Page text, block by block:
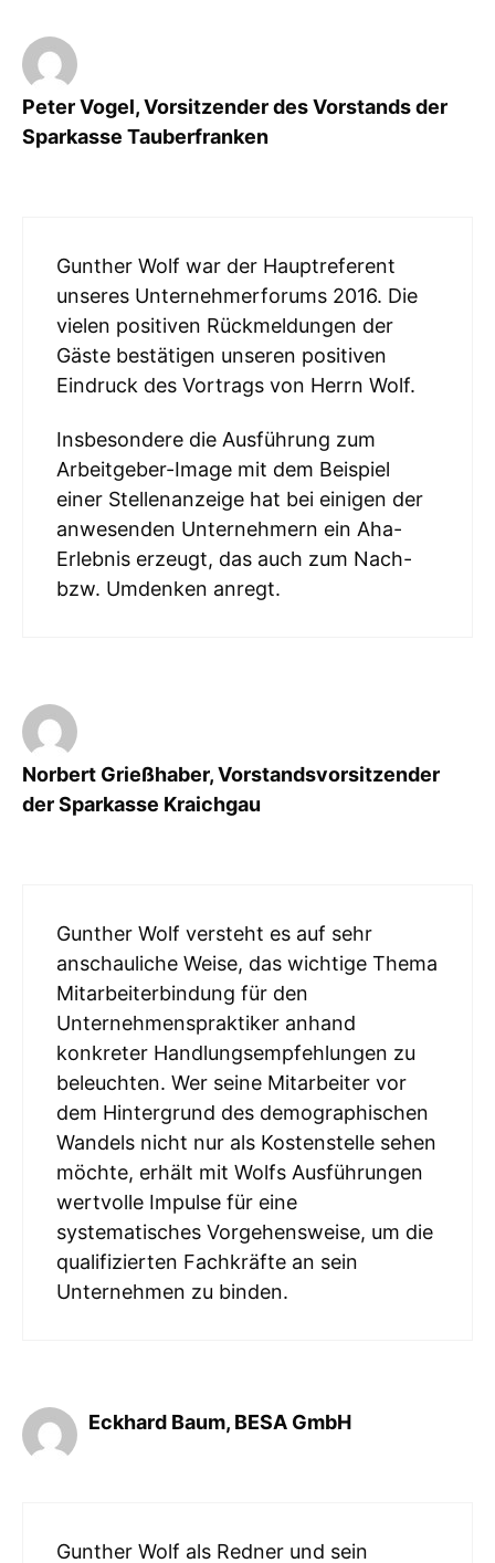
Peter Vogel, Vorsitzender des Vorstands der
Sparkasse Tauberfranken
Gunther Wolf war der Hauptreferent
unseres Unternehmerforums 2016. Die
vielen positiven Rückmeldungen der
Gäste bestätigen unseren positiven
Eindruck des Vortrags von Herrn Wolf.
Insbesondere die Ausführung zum
Arbeitgeber-Image mit dem Beispiel
einer Stellenanzeige hat bei einigen der
anwesenden Unternehmern ein Aha-
Erlebnis erzeugt, das auch zum Nach-
bzw. Umdenken anregt.
Norbert Grießhaber, Vorstandsvorsitzender
der Sparkasse Kraichgau
Gunther Wolf versteht es auf sehr
anschauliche Weise, das wichtige Thema
Mitarbeiterbindung für den
Unternehmenspraktiker anhand
konkreter Handlungsempfehlungen zu
beleuchten. Wer seine Mitarbeiter vor
dem Hintergrund des demographischen
Wandels nicht nur als Kostenstelle sehen
möchte, erhält mit Wolfs Ausführungen
wertvolle Impulse für eine
systematisches Vorgehensweise, um die
qualifizierten Fachkräfte an sein
Unternehmen zu binden.
Eckhard Baum, BESA GmbH
Gunther Wolf als Redner und sein